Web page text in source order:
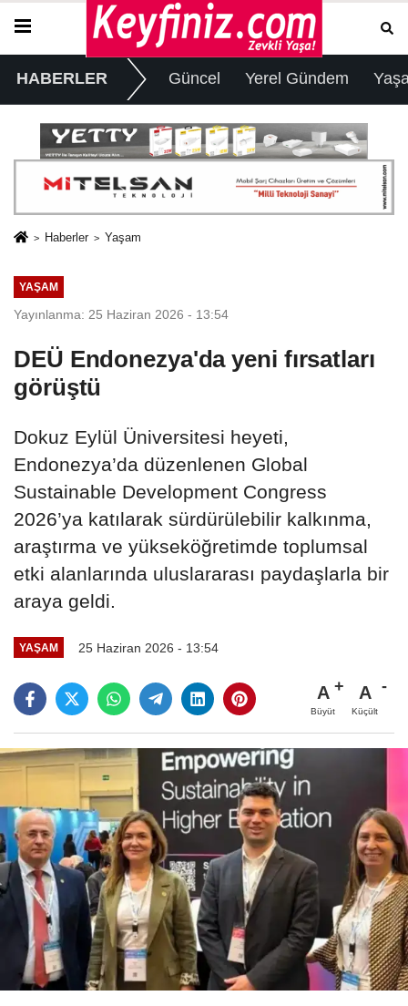
HABERLER Güncel Yerel Gündem
Haberler Yaşam
YAŞAM
Yayınlanma: 25 Haziran 2026 - 13:54
DEÜ Endonezya'da yeni fırsatları
görüştü
Dokuz Eylül Üniversitesi heyeti,
Endonezya’da düzenlenen Global
Sustainable Development Congress
2026’ya katılarak sürdürülebilir kalkınma,
araştırma ve yükseköğretimde toplumsal
etki alanlarında uluslararası paydaşlarla bir
araya geldi.
YAŞAM 25 Haziran 2026 - 13:54
A
Büyüt
A
Küçült